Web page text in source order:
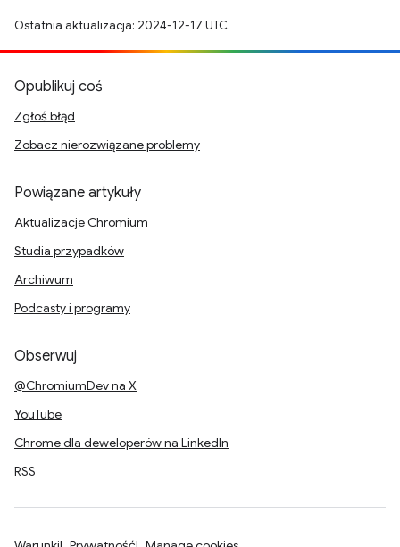
Ostatnia aktualizacja: 2024-12-17 UTC.
Opublikuj coś
Zgłoś błąd
Zobacz nierozwiązane problemy
Powiązane artykuły
Aktualizacje Chromium
Studia przypadków
Archiwum
Podcasty i programy
Obserwuj
@ChromiumDev na X
YouTube
Chrome dla deweloperów na LinkedIn
RSS